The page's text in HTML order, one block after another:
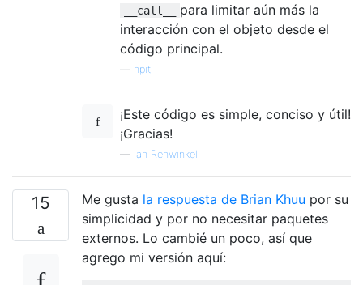
__call__
para limitar aún más la
interacción con el objeto desde el
código principal.
npit
¡Este código es simple, conciso y útil!
¡Gracias!
— Ian Rehwinkel
15 Me gusta la respuesta de Brian Khuu por su
simplicidad y por no necesitar paquetes
externos. Lo cambié un poco, así que
agrego mi versión aquí: